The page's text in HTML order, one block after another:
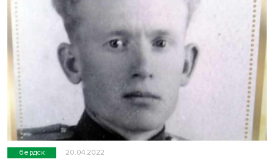
бердск 20.04.2022